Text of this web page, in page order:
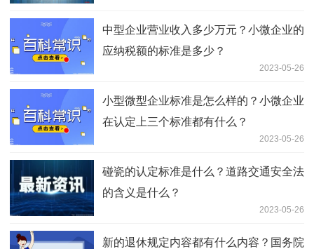
中型企业营业收入多少万元？小微企业的
应纳税额的标准是多少？
2023-05-26
小型微型企业标准是怎么样的？小微企业
在认定上三个标准都有什么？
2023-05-26
碰瓷的认定标准是什么？道路交通安全法
的含义是什么？
2023-05-26
新的退休规定内容都有什么内容？国务院